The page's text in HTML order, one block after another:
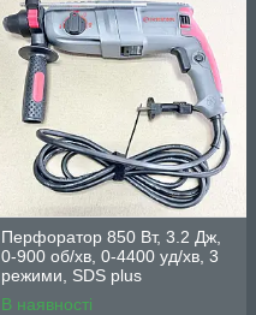
Перфоратор 850 Вт, 3.2 Дж,
0-900 об/хв, 0-4400 уд/хв, 3
режими, SDS plus
INTERTOOL DT-0180
В наявності